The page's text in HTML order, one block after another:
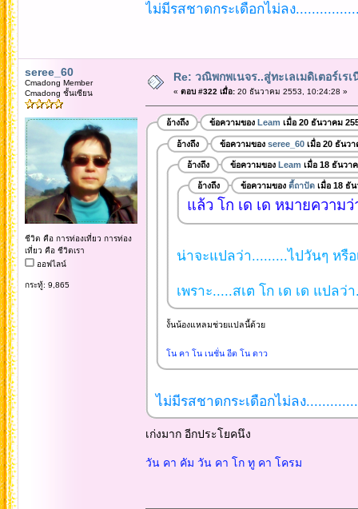
ไม่มีรสชาดกระเดือกไม่ลง
seree_60
Cmadong Member
Cmadong ชั้นเซียน
ชีวิต คือ การท่องเที่ยว การท่อง
เที่ยว คือ ชีวิตเรา
ออฟไลน์
กระทู้: 9,865
Re: วณิพกพเนจร..สู่ทะเลเมดิเตอร์เร
« ตอบ #322 เมื่อ:20 ธันวาคม 2553, 10:24:28 »
อ้างถึง ข้อความของ Leam เมื่อ 20 ธันวาคม
อ้างถึง ข้อความของ seree_60เมื่อ 20 ธันวา
อ้างถึง ข้อความของ Leam เมื่อ 18 ธันวา
อ้างถึง ข้อความของ ตี้ถาปัดเมื่อ 18 ธัน
แล้ว โก เด เด หมายความ
น่าจะแปลว่า.........ไปวันๆ หรื
เพราะ.....สเต โก เด เด แปล
งั้นน้องแหลมช่วยแปลนี้ด้วย
โน คา โน เนชั่น อีต โน ดาว
ไม่มีรสชาดกระเดือกไม่ลง
เก่งมาก อีกประโยคนึง
วัน คา คัม วัน คา โก ทู คา โครม